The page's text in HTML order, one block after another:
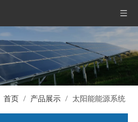
首页 / 产品展示 / 太阳能能源系统